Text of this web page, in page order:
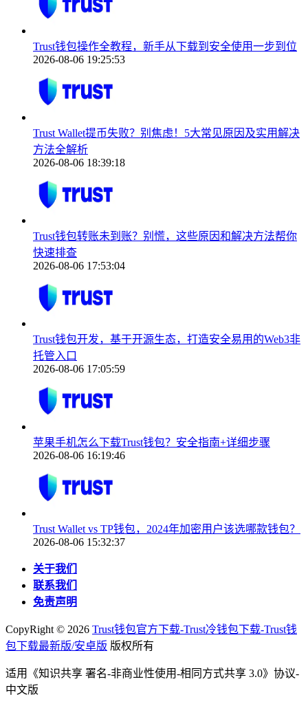
Trust钱包操作全教程，新手从下载到安全使用一步到位
2026-08-06 19:25:53
Trust Wallet提币失败？别焦虑！5大常见原因及实用解决
方法全解析
2026-08-06 18:39:18
Trust钱包转账未到账？别慌，这些原因和解决方法帮你
快速排查
2026-08-06 17:53:04
Trust钱包开发，基于开源生态，打造安全易用的Web3非
托管入口
2026-08-06 17:05:59
苹果手机怎么下载Trust钱包？安全指南+详细步骤
2026-08-06 16:19:46
Trust Wallet vs TP钱包，2024年加密用户该选哪款钱包？
2026-08-06 15:32:37
关于我们
联系我们
免责声明
CopyRight © 2026 Trust钱包官方下载-Trust冷钱包下载-Trust钱
包下载最新版/安卓版 版权所有
适用《知识共享 署名-非商业性使用-相同方式共享 3.0》协议-
中文版